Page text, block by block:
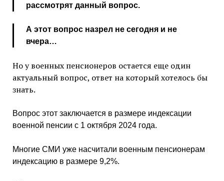
рассмотрят данный вопрос.
А этот вопрос назрел не сегодня и не
вчера…
Но у военных пенсионеров остается еще один
актуальный вопрос, ответ на который хотелось бы
знать.
Вопрос этот заключается в размере индексации
военной пенсии с 1 октября 2024 года.
Многие СМИ уже насчитали военным пенсионерам
индексацию в размере 9,2%.